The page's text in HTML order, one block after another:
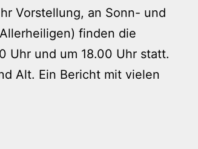
Vorstellung, an Sonn- und
finden die
Uhr und um 18.00 Uhr statt.
Alt. Ein Bericht mit vielen